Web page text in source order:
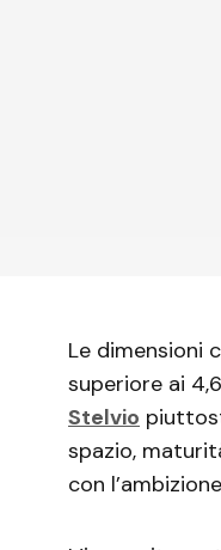
Le dimensioni
superiore ai
Stelvio
spazio,
con